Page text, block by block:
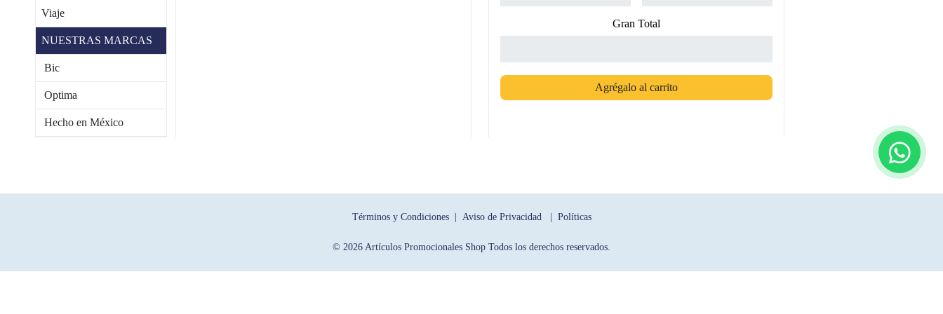
Viaje
NUESTRAS MARCAS
Bic
Optima
Hecho en México
Gran Total
Agrégalo al carrito
Términos y Condiciones | Aviso de Privacidad | Políticas
© 2026 Artículos Promocionales Shop Todos los derechos reservados.